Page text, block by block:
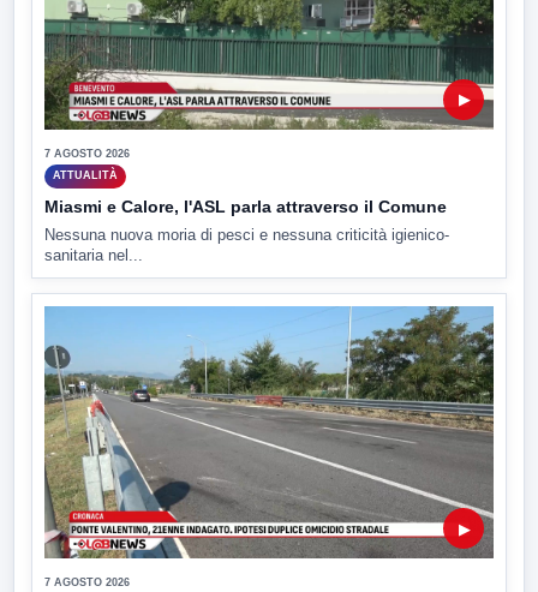
▶
7 AGOSTO 2026
ATTUALITÀ
Miasmi e Calore, l'ASL parla attraverso il Comune
Nessuna nuova moria di pesci e nessuna criticità igienico-
sanitaria nel...
▶
7 AGOSTO 2026